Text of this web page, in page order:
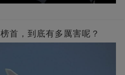
首，到底有多厲害呢？